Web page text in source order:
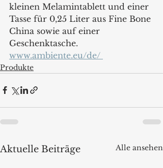
kleinen Melamintablett und einer
Tasse für 0,25 Liter aus Fine Bone
China sowie auf einer
Geschenktasche.
www.ambiente.eu/de/
Produkte
Aktuelle Beiträge Alle ansehen